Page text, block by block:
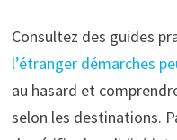
Consultez des guides
l’étranger démarches
au hasard et
selon les destinations.